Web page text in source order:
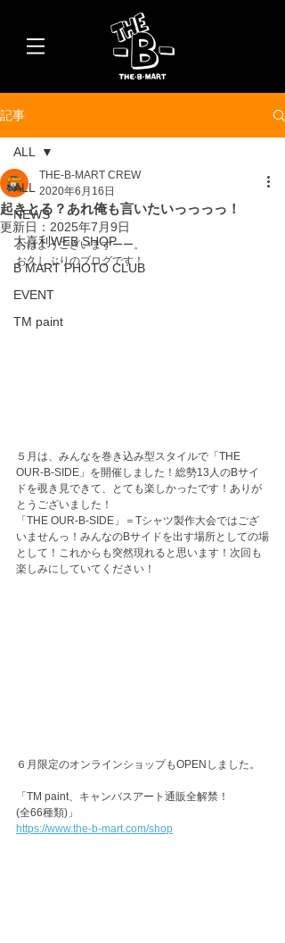
記事
ALL
NEWS
大喜利WEB SHOP
B MART PHOTO CLUB
EVENT
TM paint
ALL
起きとる？あれ俺も言いたいっっっっ！
THE-B-MART CREW
2020年6月16日
更新日： 2025年7月9日
おはようございますーー。
お久しぶりのブログです！
５月は、みんなを巻き込み型スタイルで「THE
OUR-B-SIDE」を開催しました！総勢13人のBサイ
ドを覗き見できて、とても楽しかったです！ありが
とうございました！
「THE OUR-B-SIDE」＝Tシャツ製作大会ではござ
いませんっ！みんなのBサイドを出す場所としての場
として！これからも突然現れると思います！次回も
楽しみにしていてください！
６月限定のオンラインショップもOPENしました。
「TM paint、キャンバスアート通販全解禁！
(全66種類)」
https://www.the-b-mart.com/shop